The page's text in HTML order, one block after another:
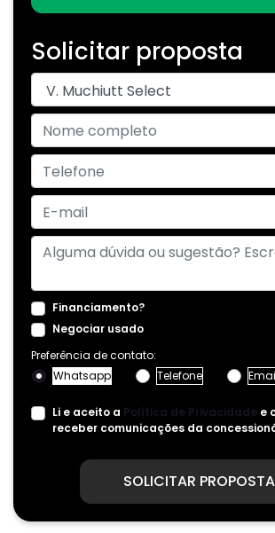
Solicitar proposta
Financiamento?
Negociar usado
Preferência de contato:
Whatsapp
Telefone
Li e aceito a Política de Privacidade e
receber comunicações da
SOLICITAR PROPOSTA